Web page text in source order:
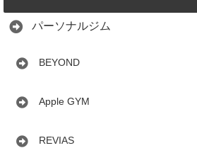
パーソナルジム
BEYOND
Apple GYM
REVIAS